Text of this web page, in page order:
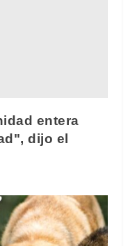
entera
dijo el